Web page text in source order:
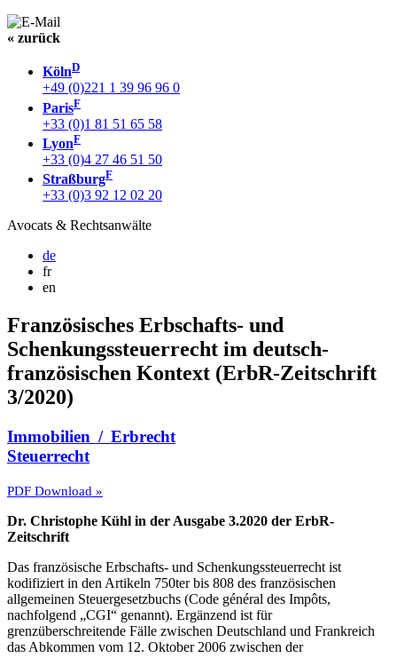
« zurück
KölnD
+49 (0)221 1 39 96 96 0
ParisF
+33 (0)1 81 51 65 58
LyonF
+33 (0)4 27 46 51 50
StraßburgF
+33 (0)3 92 12 02 20
Avocats & Rechtsanwälte
de
fr
en
Französisches Erbschafts- und
Schenkungssteuerrecht im deutsch-
französischen Kontext (ErbR-Zeitschrift
3/2020)
Immobilien / Erbrecht
Steuerrecht
PDF Download »
Dr. Christophe Kühl in der Ausgabe 3.2020 der ErbR-
Zeitschrift
Das französische Erbschafts- und Schenkungssteuerrecht ist
kodifiziert in den Artikeln 750ter bis 808 des französischen
allgemeinen Steuergesetzbuchs (Code général des Impôts,
nachfolgend „CGI“ genannt). Ergänzend ist für
grenzüberschreitende Fälle zwischen Deutschland und Frankreich
das Abkommen vom 12. Oktober 2006 zwischen der